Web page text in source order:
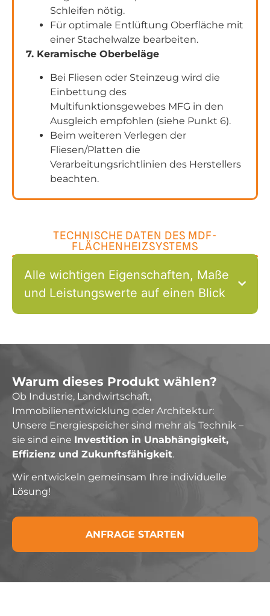
Schleifen nötig.
Für optimale Entlüftung Oberfläche mit
einer Stachelwalze bearbeiten.
7. Keramische Oberbeläge
Bei Fliesen oder Steinzeug wird die
Einbettung des
Multifunktionsgewebes MFG in den
Ausgleich empfohlen (siehe Punkt 6).
Beim weiteren Verlegen der
Fliesen/Platten die
Verarbeitungsrichtlinien des Herstellers
beachten.
TECHNISCHE DATEN DES MDF-
FLÄCHENHEIZSYSTEMS
Alle wichtigen Eigenschaften, Maße
und Leistungswerte auf einen Blick
Warum dieses Produkt wählen?
Ob Industrie, Landwirtschaft,
Immobilienentwicklung oder Architektur:
Unsere Energiespeicher sind mehr als Technik –
sie sind eine Investition in Unabhängigkeit,
Effizienz und Zukunftsfähigkeit.
Wir entwickeln gemeinsam Ihre individuelle
Lösung!
ANFRAGE STARTEN